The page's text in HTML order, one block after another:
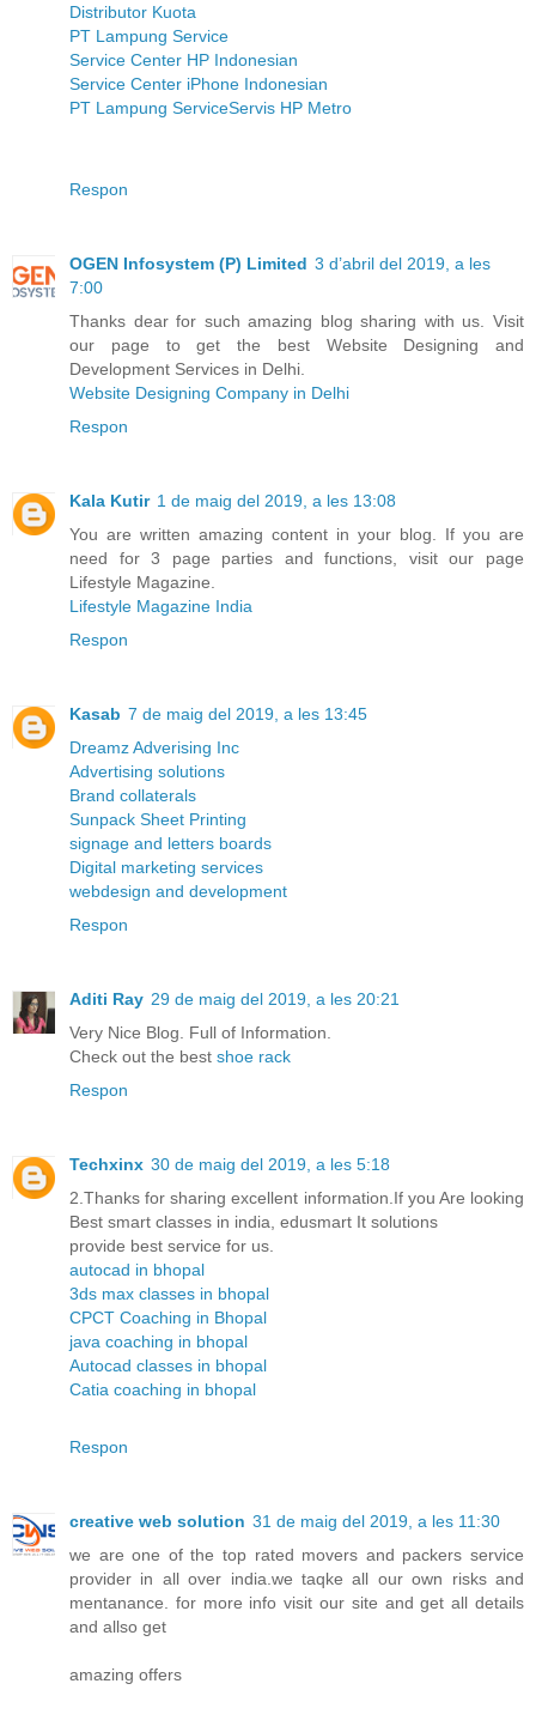
Distributor Kuota
PT Lampung Service
Service Center HP Indonesian
Service Center iPhone Indonesian
PT Lampung ServiceServis HP Metro
Respon
OGEN Infosystem (P) Limited 3 d’abril del 2019, a les
7:00
Thanks dear for such amazing blog sharing with us. Visit
our page to get the best Website Designing and
Development Services in Delhi.
Website Designing Company in Delhi
Respon
Kala Kutir 1 de maig del 2019, a les 13:08
You are written amazing content in your blog. If you are
need for 3 page parties and functions, visit our page
Lifestyle Magazine.
Lifestyle Magazine India
Respon
Kasab 7 de maig del 2019, a les 13:45
Dreamz Adverising Inc
Advertising solutions
Brand collaterals
Sunpack Sheet Printing
signage and letters boards
Digital marketing services
webdesign and development
Respon
Aditi Ray 29 de maig del 2019, a les 20:21
Very Nice Blog. Full of Information.
Check out the best shoe rack
Respon
Techxinx 30 de maig del 2019, a les 5:18
2.Thanks for sharing excellent information.If you Are looking
Best smart classes in india, edusmart It solutions
provide best service for us.
autocad in bhopal
3ds max classes in bhopal
CPCT Coaching in Bhopal
java coaching in bhopal
Autocad classes in bhopal
Catia coaching in bhopal
Respon
creative web solution 31 de maig del 2019, a les 11:30
we are one of the top rated movers and packers service
provider in all over india.we taqke all our own risks and
mentanance. for more info visit our site and get all details
and allso get
amazing offers